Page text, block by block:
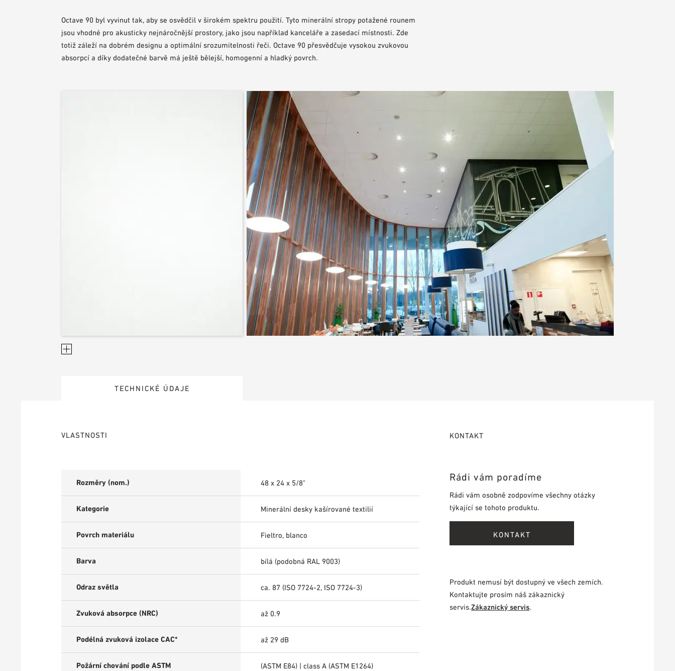
Octave 90 byl vyvinut tak, aby se osvědčil v širokém spektru použití. Tyto minerální stropy potažené rounem
jsou vhodné pro akusticky nejnáročnější prostory, jako jsou například kanceláře a zasedací místnosti. Zde
totiž záleží na dobrém designu a optimální srozumitelnosti řeči. Octave 90 přesvědčuje vysokou zvukovou
absorpcí a díky dodatečné barvě má ještě bělejší, homogenní a hladký povrch.
TECHNICKÉ ÚDAJE
VLASTNOSTI
Rozměry (nom.) 48 x 24 x 5/8"
Kategorie Minerální desky kašírované textilií
Povrch materiálu Fieltro, blanco
Barva bílá (podobná RAL 9003)
Odraz světla ca. 87 (ISO 7724-2, ISO 7724-3)
Zvuková absorpce (NRC) až 0.9
Podélná zvuková izolace CAC* až 29 dB
Požární chování podle ASTM (ASTM E84) | class A (ASTM E1264)
KONTAKT
Rádi vám poradíme
Rádi vám osobně zodpovíme všechny otázky
týkající se tohoto produktu.
KONTAKT
Produkt nemusí být dostupný ve všech zemích.
Kontaktujte prosím náš zákaznický
servis.Zákaznický servis.